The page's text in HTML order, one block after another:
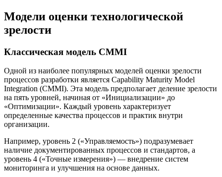
Модели оценки технологической
зрелости
Классическая модель CMMI
Одной из наиболее популярных моделей оценки зрелости
процессов разработки является Capability Maturity Model
Integration (CMMI). Эта модель предполагает деление зрелости
на пять уровней, начиная от «Инициализации» до
«Оптимизации». Каждый уровень характеризует
определенные качества процессов и практик внутри
организации.
Например, уровень 2 («Управляемость») подразумевает
наличие документированных процессов и стандартов, а
уровень 4 («Точные измерения») — внедрение систем
мониторинга и улучшения на основе данных.